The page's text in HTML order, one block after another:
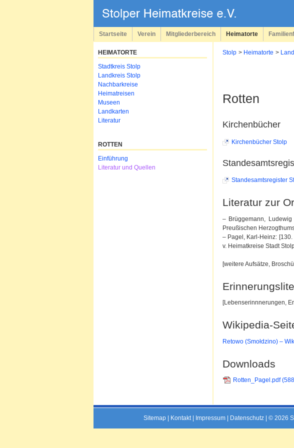
überspringen
Startseite Verein Mitgliederbereich Heimatorte
Stolp Heimatorte
Rotten
Kirchenbücher
Kirchenbücher Stolp
Standesamtsregister
Literatur zur
– Brüggemann, Ludewig
Preußischen
– Pagel, Karl-Heinz:
v. Heimatkreise Stadt
[weitere Aufsätze,
[Lebenserinnnerungen,
Wikipedia-
Retowo (Smołdzino) –
Downloads
Rotten_Pagel.pdf
HEIMATORTE
Navigation
überspringen
Stadtkreis Stolp
Landkreis Stolp
Nachbarkreise
Heimatreisen
Museen
Landkarten
Literatur
ROTTEN
Navigation
überspringen
Einführung
Literatur und Quellen
Sitemap Kontakt| Impressum Datenschutz | © 2026